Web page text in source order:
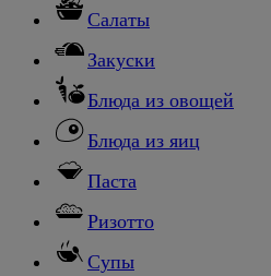
Салаты
Закуски
Блюда из овощей
Блюда из яиц
Паста
Ризотто
Супы